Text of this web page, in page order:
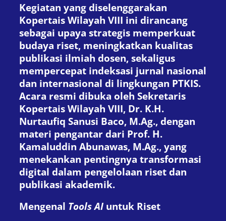
Kegiatan yang diselenggarakan
Kopertais Wilayah VIII ini dirancang
sebagai upaya strategis memperkuat
budaya riset, meningkatkan kualitas
publikasi ilmiah dosen, sekaligus
mempercepat indeksasi jurnal nasional
dan internasional di lingkungan PTKIS.
Acara resmi dibuka oleh Sekretaris
Kopertais Wilayah VIII, Dr. K.H.
Nurtaufiq Sanusi Baco, M.Ag., dengan
materi pengantar dari Prof. H.
Kamaluddin Abunawas, M.Ag., yang
menekankan pentingnya transformasi
digital dalam pengelolaan riset dan
publikasi akademik.
Mengenal Tools AI untuk Riset